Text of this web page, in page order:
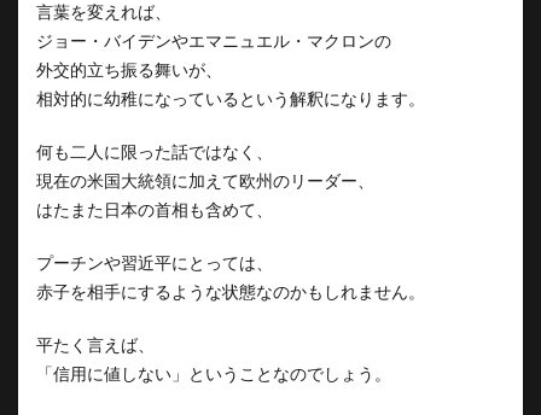
言葉を変えれば、
ジョー・バイデンやエマニュエル・マクロンの
外交的立ち振る舞いが、
相対的に幼稚になっているという解釈になります。
何も二人に限った話ではなく、
現在の米国大統領に加えて欧州のリーダー、
はたまた日本の首相も含めて、
プーチンや習近平にとっては、
赤子を相手にするような状態なのかもしれません。
平たく言えば、
「信用に値しない」ということなのでしょう。